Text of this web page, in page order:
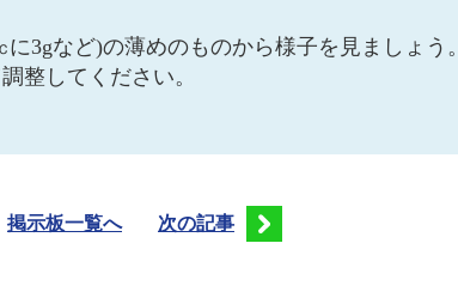
3gなど)の薄めのものから様子を見ましょう。
整してください。
掲示板一覧へ 次の記事